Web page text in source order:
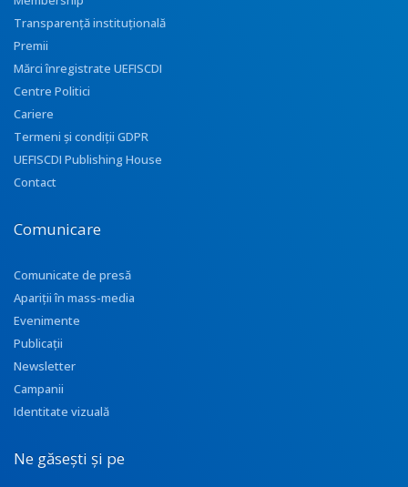
Transparenţă instituţională
Premii
Mărci înregistrate UEFISCDI
Centre Politici
Cariere
Termeni și condiții GDPR
UEFISCDI Publishing House
Contact
Comunicare
Comunicate de presă
Apariţii în mass-media
Evenimente
Publicații
Newsletter
Campanii
Identitate vizuală
Ne găsești și pe